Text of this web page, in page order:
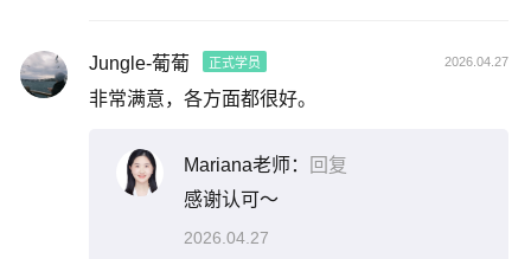
Jungle-葡葡 正式学员 2026.04.27
非常满意，各方面都很好。
Mariana老师：
回复
感谢认可～
2026.04.27